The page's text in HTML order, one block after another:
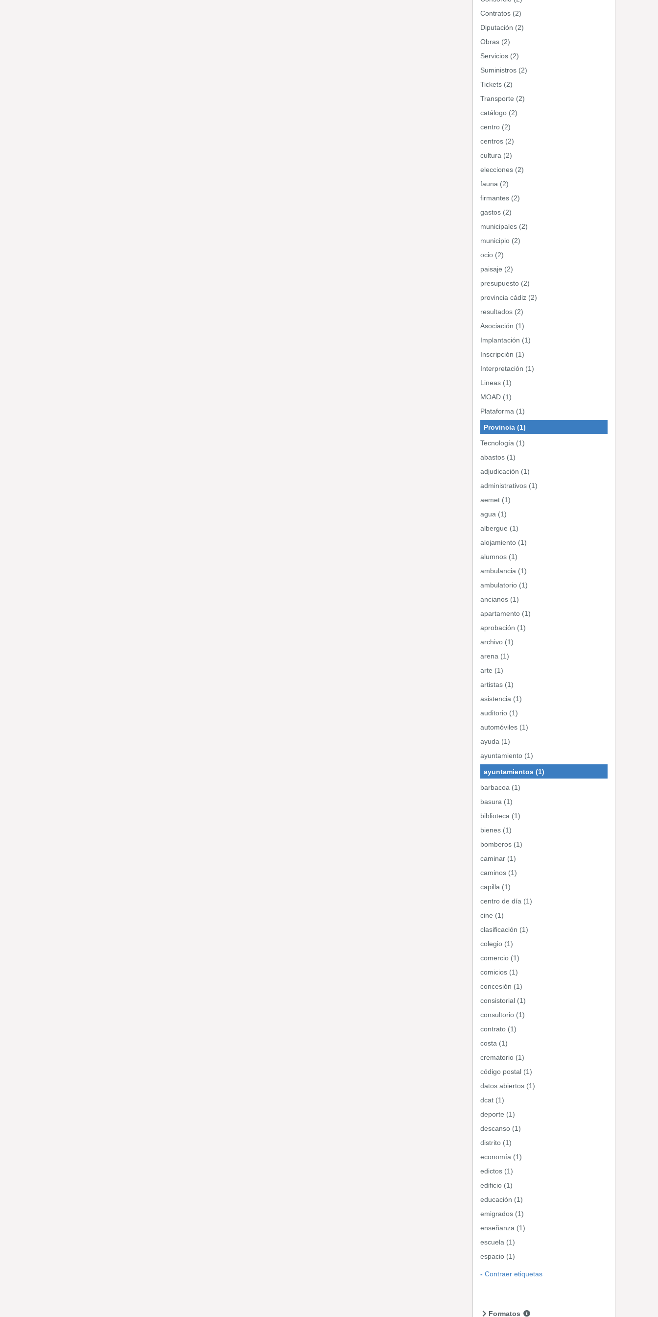
Contratos (2)
Diputación (2)
Obras (2)
Servicios (2)
Suministros (2)
Tickets (2)
Transporte (2)
catálogo (2)
centro (2)
centros (2)
cultura (2)
elecciones (2)
fauna (2)
firmantes (2)
gastos (2)
municipales (2)
municipio (2)
ocio (2)
paisaje (2)
presupuesto (2)
provincia cádiz (2)
resultados (2)
Asociación (1)
Implantación (1)
Inscripción (1)
Interpretación (1)
Lineas (1)
MOAD (1)
Plataforma (1)
Provincia (1)
Tecnología (1)
abastos (1)
adjudicación (1)
administrativos (1)
aemet (1)
agua (1)
albergue (1)
alojamiento (1)
alumnos (1)
ambulancia (1)
ambulatorio (1)
ancianos (1)
apartamento (1)
aprobación (1)
archivo (1)
arena (1)
arte (1)
artistas (1)
asistencia (1)
auditorio (1)
automóviles (1)
ayuda (1)
ayuntamiento (1)
ayuntamientos (1)
barbacoa (1)
basura (1)
biblioteca (1)
bienes (1)
bomberos (1)
caminar (1)
caminos (1)
capilla (1)
centro de día (1)
cine (1)
clasificación (1)
colegio (1)
comercio (1)
comicios (1)
concesión (1)
consistorial (1)
consultorio (1)
contrato (1)
costa (1)
crematorio (1)
código postal (1)
datos abiertos (1)
dcat (1)
deporte (1)
descanso (1)
distrito (1)
economía (1)
edictos (1)
edificio (1)
educación (1)
emigrados (1)
enseñanza (1)
escuela (1)
espacio (1)
Contraer etiquetas
Formatos